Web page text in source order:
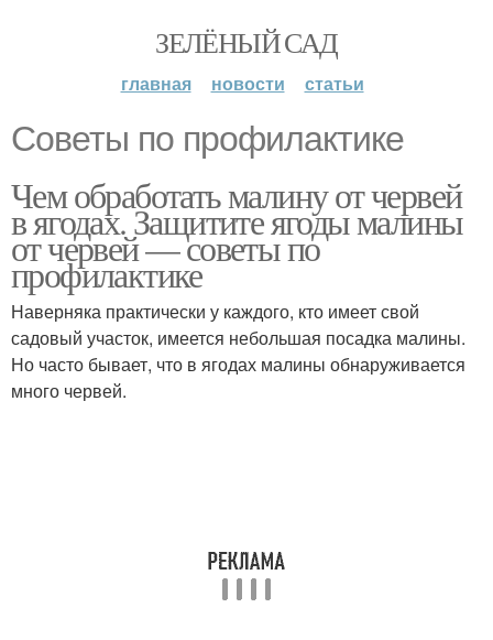
ЗЕЛЁНЫЙ САД
главная новости статьи
Советы по профилактике
Чем обработать малину от червей
в ягодах. Защитите ягоды малины
от червей — советы по
профилактике
Наверняка практически у каждого, кто имеет свой
садовый участок, имеется небольшая посадка малины.
Но часто бывает, что в ягодах малины обнаруживается
много червей.